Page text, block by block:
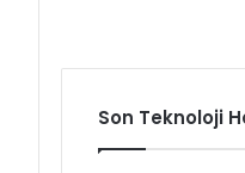
Son Teknoloji